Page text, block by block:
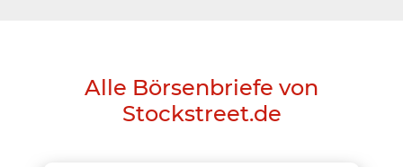
Alle Börsenbriefe von
Stockstreet.de